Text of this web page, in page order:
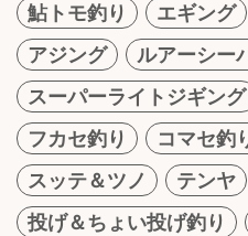
鮎トモ釣り
エギング
アジング
ルアーシー
スーパーライトジギング
フカセ釣り
コマセ釣
スッテ＆ツノ
テンヤ
投げ＆ちょい投げ釣り